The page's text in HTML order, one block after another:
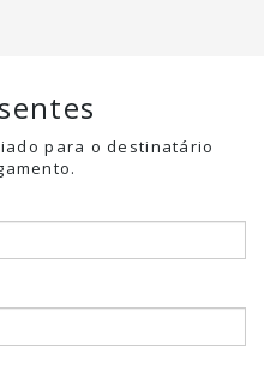
para o destinatário